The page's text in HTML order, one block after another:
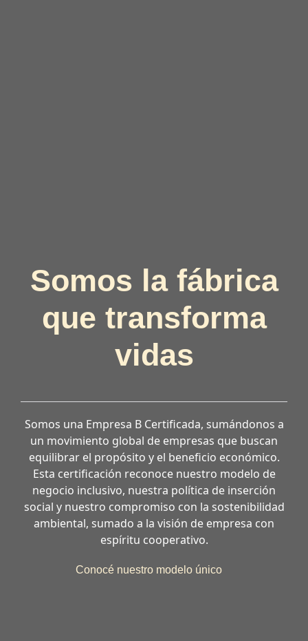
Somos la fábrica
que transforma
vidas
Somos una Empresa B Certificada, sumándonos a
un movimiento global de empresas que buscan
equilibrar el propósito y el beneficio económico.
Esta certificación reconoce nuestro modelo de
negocio inclusivo, nuestra política de inserción
social y nuestro compromiso con la sostenibilidad
ambiental, sumado a la visión de empresa con
espíritu cooperativo.
Conocé nuestro modelo único